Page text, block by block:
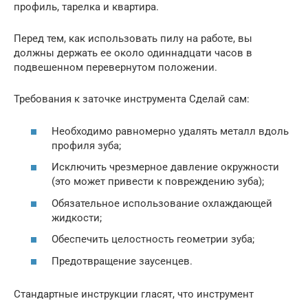
профиль, тарелка и квартира.
Перед тем, как использовать пилу на работе, вы
должны держать ее около одиннадцати часов в
подвешенном перевернутом положении.
Требования к заточке инструмента Сделай сам:
Необходимо равномерно удалять металл вдоль
профиля зуба;
Исключить чрезмерное давление окружности
(это может привести к повреждению зуба);
Обязательное использование охлаждающей
жидкости;
Обеспечить целостность геометрии зуба;
Предотвращение заусенцев.
Стандартные инструкции гласят, что инструмент